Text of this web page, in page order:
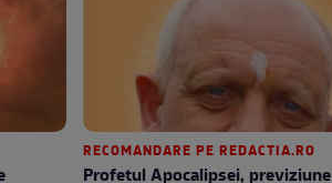
RECOMANDARE PE REDACTIA.RO
Profetul Apocalipsei, previziune